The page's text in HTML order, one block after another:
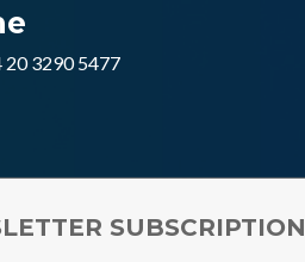
20 3290 5477
SUBSCRIPTION